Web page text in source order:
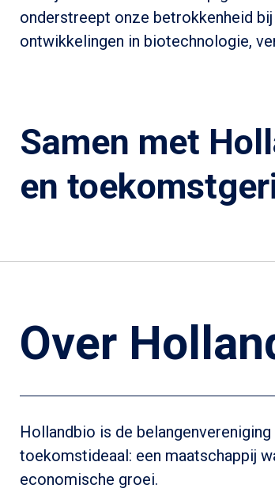
onderstreept onze betrokkenheid
ontwikkelingen in biotechnologie,
Samen met
en
Over
Hollandbio is de
toekomstideaal: een maatschappij
economische groei.